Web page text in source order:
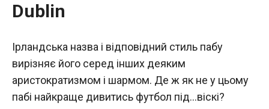
Dublin
Ірландська назва і відповідний стиль пабу
вирізняє його серед інших деяким
аристократизмом і шармом. Де ж як не у цьому
пабі найкраще дивитись футбол під…віскі?